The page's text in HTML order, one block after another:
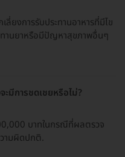
ลี่ยงการรับประทานอาหารที่มีไข
านยาหรือมีปัญหาสุขภาพอื่นๆ
มีการชดเชยหรือไม่?
บาทในกรณีที่ผลตรวจ
ามผิดปกติ.